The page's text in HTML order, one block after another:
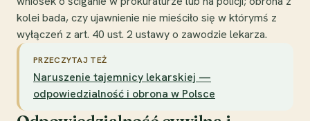
kolei bada, czy ujawnienie nie mieściło się w którymś z
wyłączeń z art. 40 ust. 2 ustawy o zawodzie lekarza.
PRZECZYTAJ TEŻ
Naruszenie tajemnicy lekarskiej —
odpowiedzialność i obrona w Polsce